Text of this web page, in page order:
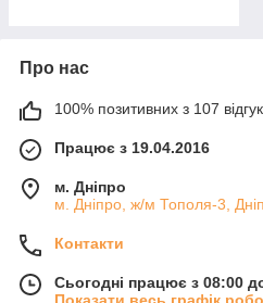
Про нас
100% позитивних з 107
Працює з 19.04.2016
м. Дніпро
м. Дніпро, ж/м Тополя-3,
Контакти
Сьогодні працює з 08:00
Показати весь графік